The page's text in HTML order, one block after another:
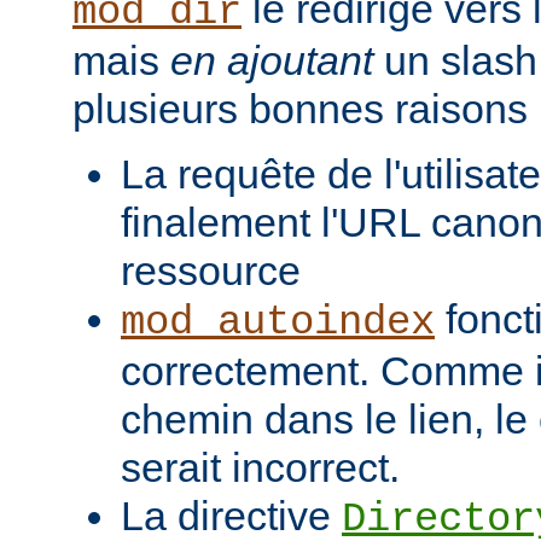
mod_dir
mais en ajoutantun slash
plusieurs bonnes raisons
La requête de
finalement l'URL
ressource
mod_autoindex
correctement.
chemin dans le lien,
serait incorrect.
La directive